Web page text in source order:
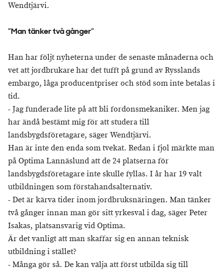
Wendtjärvi.
”Man tänker två gånger”
Han har följt nyheterna under de senaste månaderna och
vet att jordbrukare har det tufft på grund av Rysslands
embargo, låga producentpriser och stöd som inte betalas i
tid.
- Jag funderade lite på att bli fordonsmekaniker. Men jag
har ändå bestämt mig för att studera till
landsbygdsföretagare, säger Wendtjärvi.
Han är inte den enda som tvekat. Redan i fjol märkte man
på Optima Lannäslund att de 24 platserna för
landsbygdsföretagare inte skulle fyllas. I år har 19 valt
utbildningen som förstahandsalternativ.
- Det är kärva tider inom jordbruksnäringen. Man tänker
två gånger innan man gör sitt yrkesval i dag, säger Peter
Isakas, platsansvarig vid Optima.
Är det vanligt att man skaffar sig en annan teknisk
utbildning i stället?
- Många gör så. De kan välja att först utbilda sig till